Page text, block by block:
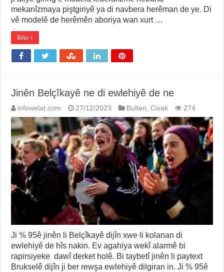
mekanîzmaya piştgiriyê ya di navbera herêman de ye. Di
vê modelê de herêmên aboriya wan xurt …
Bêtir »
Jinên Belçîkayê ne di ewlehiyê de ne
infowelat.com 27/12/2023 Bulten,Civak 274
Ji % 95ê jinên li Belçîkayê dijîn xwe li kolanan di
ewlehiyê de hîs nakin. Ev agahiya wekî alarmê bi
rapirsiyeke dawî derket holê. Bi taybetî jinên li paytext
Brukselê dijîn ji ber rewşa ewlehiyê dilgiran in. Ji % 95ê